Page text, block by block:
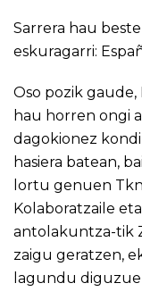
Sarrera hau
eskuragarri:
Oso pozik gaude,
hau horren ongi
dagokionez
hasiera batean,
lortu genuen
Kolaboratzaile
antolakuntza-tik
zaigu geratzen,
lagundu